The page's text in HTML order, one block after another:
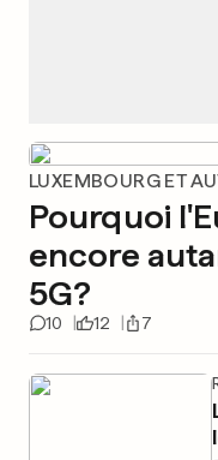
LUXEMBOURG ET
Pourquoi
encore
5G?
10 12 7